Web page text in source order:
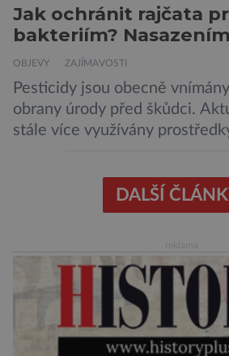
Jak ochránit rajčata
bakteriím?
OBJEVY ZAJÍMAVOSTI
Pesticidy jsou obecně
obrany úrody před škůdci.
stále více využívány
ochrana. Onu biologickou
například parazitické vosičky,
hmyzu. Takové vosičky jsou
DALŠÍ